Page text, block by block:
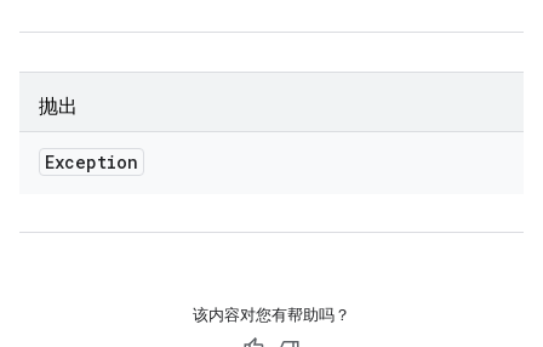
抛出
Exception
该内容对您有帮助吗？